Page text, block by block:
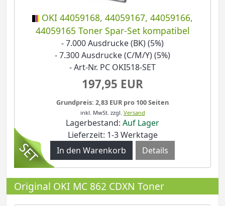
OKI 44059168, 44059167, 44059166,
44059165 Toner Spar-Set kompatibel
- 7.000 Ausdrucke (BK) (5%)
- 7.300 Ausdrucke (C/M/Y) (5%)
- Art-Nr. PC OKI518-SET
197,95 EUR
Grundpreis: 2,83 EUR pro 100 Seiten
inkl. MwSt. zzgl. Versand
Lagerbestand: Auf Lager
Lieferzeit: 1-3 Werktage
Details
Original OKI MC 862 CDXN Toner